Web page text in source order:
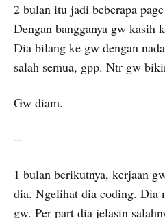
2 bulan itu jadi beberapa
Dengan bangganya gw kasih
Dia bilang ke gw dengan
salah semua, gpp. Ntr gw
Gw diam.
--
1 bulan berikutnya, kerjaan
dia. Ngelihat dia coding. Dia
gw. Per part dia jelasin